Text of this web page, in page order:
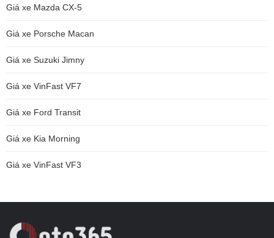
Giá xe Mazda CX-5
Giá xe Porsche Macan
Giá xe Suzuki Jimny
Giá xe VinFast VF7
Giá xe Ford Transit
Giá xe Kia Morning
Giá xe VinFast VF3